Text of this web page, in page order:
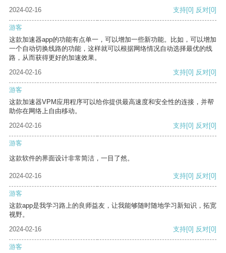
2024-02-16
支持[0] 反对[0]
游客
这款加速器app的功能有点单一，可以增加一些新功能。比如，可以增加
一个自动切换线路的功能，这样就可以根据网络情况自动选择最优的线
路，从而获得更好的加速效果。
2024-02-16
支持[0] 反对[0]
游客
这款加速器VPM应用程序可以给你提供最高速度和安全性的连接，并帮
助你在网络上自由移动。
2024-02-16
支持[0] 反对[0]
游客
这款软件的界面设计非常简洁，一目了然。
2024-02-16 支持[0] 反对[0]
游客
这款app是我学习路上的良师益友，让我能够随时随地学习新知识，拓宽
视野。
2024-02-16
支持[0] 反对[0]
游客